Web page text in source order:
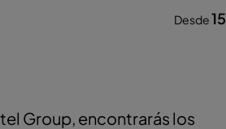
Desde
Group, encontrarás los